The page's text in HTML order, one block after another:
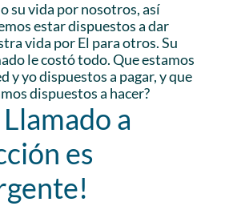
su vida por nosotros, así
estar dispuestos a dar
vida por El para otros. Su
le costó todo. Que estamos
y yo dispuestos a pagar, y que
dispuestos a hacer?
Llamado a
es